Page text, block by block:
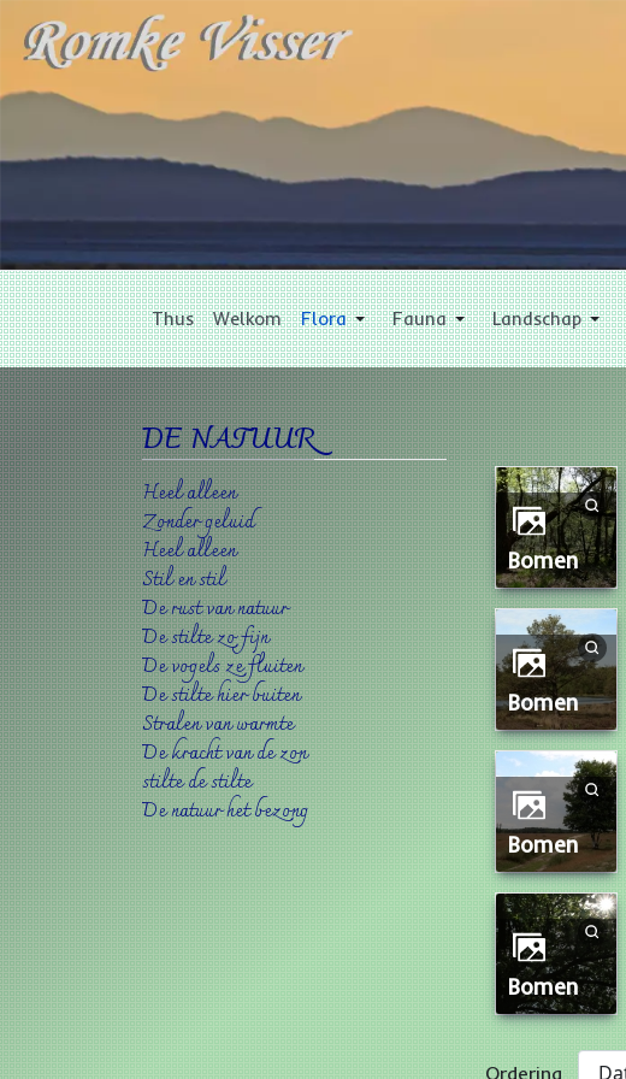
Thus Welkom Flora Fauna Landschap
Bomen
Bomen
Bomen
Bomen
Ordering
DE NATUUR
Heel alleen
Zonder geluid
Heel alleen
Stil en stil
De rust van natuur
De stilte zo fijn
De vogels ze fluiten
De stilte hier buiten
Stralen van warmte
De kracht van de zon
stilte de stilte
De natuur het bezong